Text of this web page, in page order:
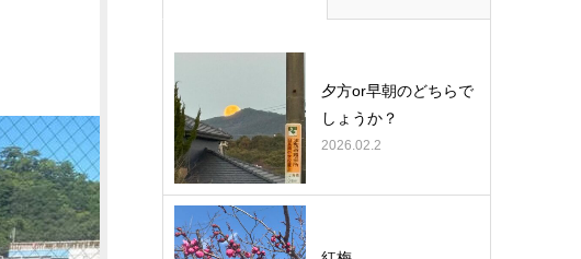
夕方or早朝のどちらで
しょうか？
2026.02.2